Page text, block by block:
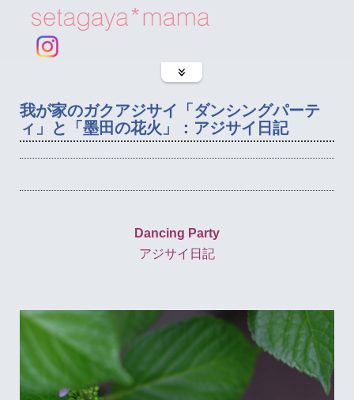
我が家のガクアジサイ「ダンシングパーテ
ィ」と「墨田の花火」：アジサイ日記
Dancing Party
アジサイ日記